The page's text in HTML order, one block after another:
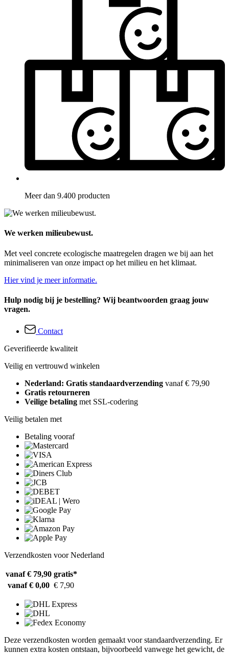
Meer dan 9.400 producten
We werken milieubewust.
Met veel concrete ecologische maatregelen dragen we bij aan het
minimaliseren van onze impact op het milieu en het klimaat.
Hier vind je meer informatie.
Hulp nodig bij je bestelling? Wij beantwoorden graag jouw
vragen.
Contact
Geverifieerde kwaliteit
Veilig en vertrouwd winkelen
Nederland: Gratis standaardverzending vanaf € 79,90
Gratis retourneren
Veilige betaling met SSL-codering
Veilig betalen met
Betaling vooraf
Verzendkosten voor Nederland
vanaf € 79,90 gratis*
vanaf € 0,00 € 7,90
Deze verzendkosten worden gemaakt voor standaardverzending. Er
kunnen extra kosten ontstaan, bijvoorbeeld vanwege het gewicht, de